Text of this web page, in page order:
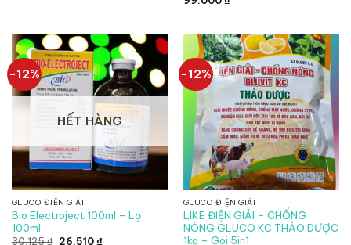
-12%
HẾT HÀNG
GLUCO ĐIỆN GIẢI
Bio Electroject 100ml – Lọ
100ml
30.125₫ Giá
26.510₫Giá
-12%
GLUCO ĐIỆN GIẢI
LIKE ĐIỆN GIẢI – CHỐNG
NÓNG GLUCO KC THẢO DƯỢC
1kg – Gói 5in1